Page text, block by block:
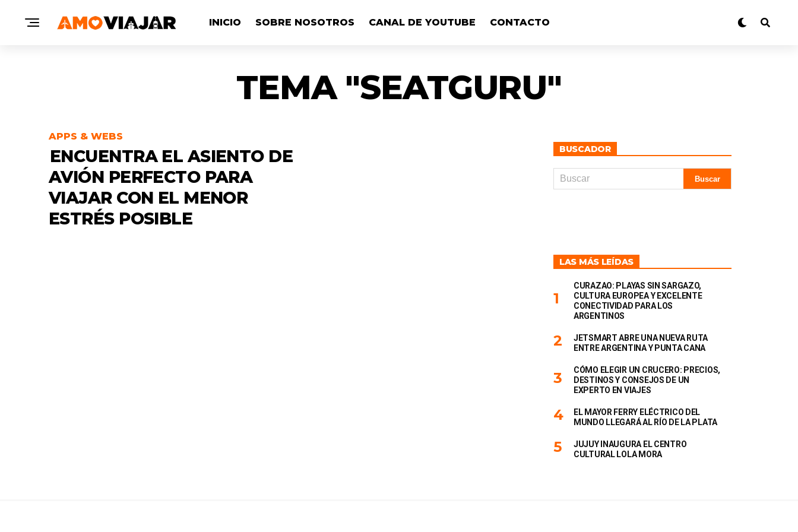
INICIO SOBRE NOSOTROS CANAL DE YOUTUBE CONTACTO
TEMA "SEATGURU"
APPS & WEBS
ENCUENTRA EL ASIENTO DE
AVIÓN PERFECTO PARA
VIAJAR CON EL MENOR
ESTRÉS POSIBLE
BUSCADOR
LAS MÁS LEÍDAS
CURAZAO: PLAYAS SIN SARGAZO,
CULTURA EUROPEA Y EXCELENTE
CONECTIVIDAD PARA LOS
ARGENTINOS
JETSMART ABRE UNA NUEVA RUTA
ENTRE ARGENTINA Y PUNTA CANA
CÓMO ELEGIR UN CRUCERO: PRECIOS,
DESTINOS Y CONSEJOS DE UN
EXPERTO EN VIAJES
EL MAYOR FERRY ELÉCTRICO DEL
MUNDO LLEGARÁ AL RÍO DE LA PLATA
JUJUY INAUGURA EL CENTRO
CULTURAL LOLA MORA